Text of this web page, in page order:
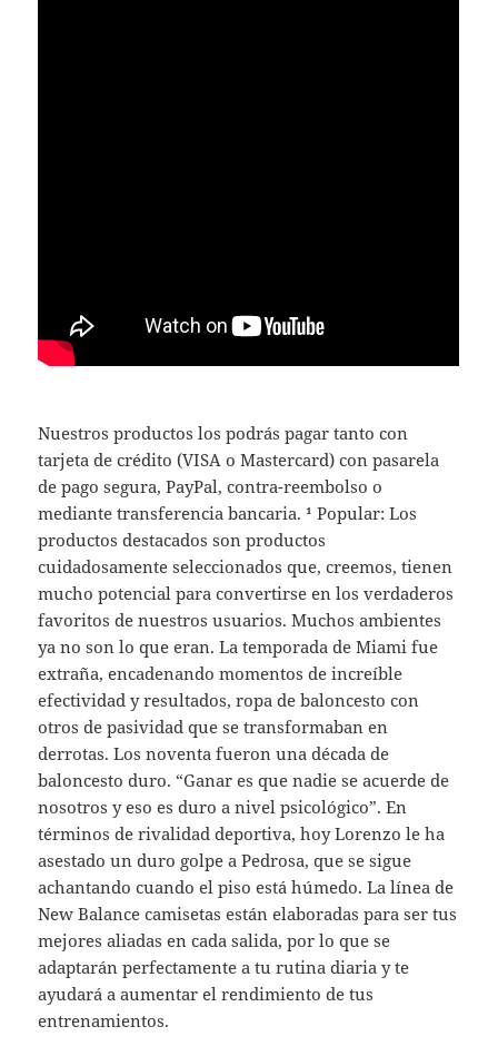
Nuestros productos los podrás pagar tanto con
tarjeta de crédito (VISA o Mastercard) con pasarela
de pago segura, PayPal, contra-reembolso o
mediante transferencia bancaria. ¹ Popular: Los
productos destacados son productos
cuidadosamente seleccionados que, creemos, tienen
mucho potencial para convertirse en los verdaderos
favoritos de nuestros usuarios. Muchos ambientes
ya no son lo que eran. La temporada de Miami fue
extraña, encadenando momentos de increíble
efectividad y resultados, ropa de baloncesto con
otros de pasividad que se transformaban en
derrotas. Los noventa fueron una década de
baloncesto duro. “Ganar es que nadie se acuerde de
nosotros y eso es duro a nivel psicológico”. En
términos de rivalidad deportiva, hoy Lorenzo le ha
asestado un duro golpe a Pedrosa, que se sigue
achantando cuando el piso está húmedo. La línea de
New Balance camisetas están elaboradas para ser tus
mejores aliadas en cada salida, por lo que se
adaptarán perfectamente a tu rutina diaria y te
ayudará a aumentar el rendimiento de tus
entrenamientos.